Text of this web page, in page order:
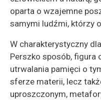
oparta o wzajemne
samymi ludźmi, którzy
W charakterystyczny
Perszko sposób, figura
utrwalania pamięci o
sferze materii, lecz
uproszczonym,